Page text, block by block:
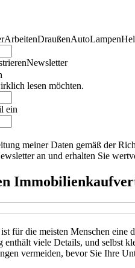
ArbeitenDraußenAutoLampen
Newsletter
lesen möchten.
ein
meiner Daten gemäß der
an und erhalten Sie
für die meisten Menschen eine
viele Details, und selbst
vermeiden, bevor Sie Ihre